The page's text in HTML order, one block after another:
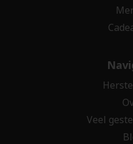
Veel